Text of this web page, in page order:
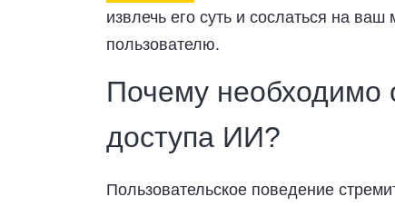
извлечь его суть и сослаться на
пользователю.
Почему необходимо
доступа ИИ?
Пользовательское поведение